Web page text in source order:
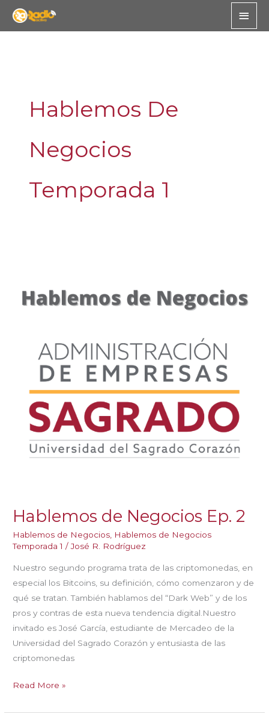
Main
Hablemos De
Negocios
Temporada 1
Hablemos de Negocios Ep. 2
Hablemos de Negocios Hablemos de Negocios
Temporada 1 /José R. Rodríguez
Nuestro segundo programa trata de las criptomonedas, en
especial los Bitcoins, su definición, cómo comenzaron y de
qué se tratan. También hablamos del “Dark Web” y de los
pros y contras de esta nueva tendencia digital.Nuestro
invitado es José García, estudiante de Mercadeo de la
Universidad del Sagrado Corazón y entusiasta de las
criptomonedas
Hablemos
Negocios
Read More »